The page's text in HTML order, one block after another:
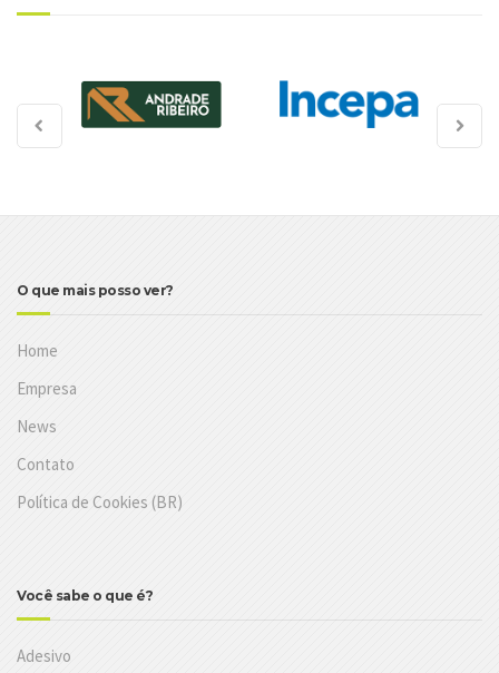
O que mais posso ver?
Home
Empresa
News
Contato
Política de Cookies (BR)
Você sabe o que é?
Adesivo